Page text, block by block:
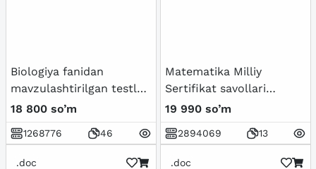
Biologiya fanidan
mavzulashtirilgan testlar
/ 5-sinf
18 800 so’m
1268776 46
Matematika Milliy
Sertifikat savollari
(Tushish ehtimoli Bor)
19 990 so’m
2894069 13
.doc .doc